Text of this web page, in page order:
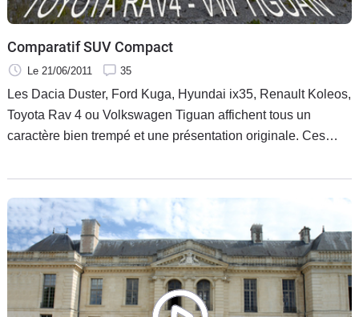
Comparatif SUV Compact
Le 21/06/2011 35
Les Dacia Duster, Ford Kuga, Hyundai ix35, Renault Koleos,
Toyota Rav 4 ou Volkswagen Tiguan affichent tous un
caractère bien trempé et une présentation originale. Ces
monospaces et peuvent s’aventurer hors goudron sans
peine. Aujourd’hui, les Dacia Duster et Volkswagen Tiguan,
sont les plus vendus dans cette catégorie, mais sont-ils
vraiment les mieux armés pour obtenir les premières places
de notre confrontation ?